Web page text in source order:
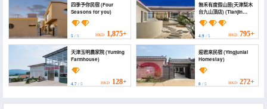
四季予你民宿 (Four
Seasons for you)
5 / 5 HKD 1,875+
無禾有度假山居(天津梨木
台九山頂店) (Tianjin
Yiyou Holiday Mountain
Residence)
4.9/ 5 HKD 795+
天津玉明農家院 (Yuming
Farmhouse)
4.7 / 5 HKD 128+
迎君來民宿 (Yingjunlai
Homestay)
0/ 5 HKD 272+